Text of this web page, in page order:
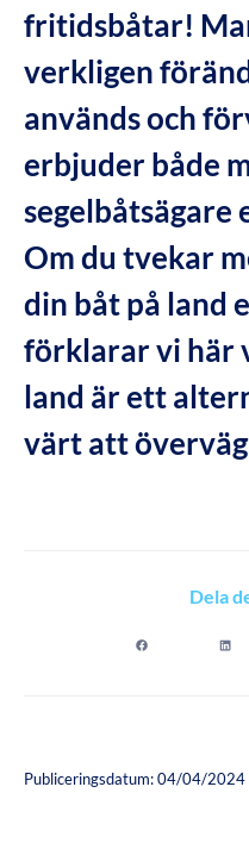
fritidsbåtar!
verkligen
används och
erbjuder både
segelbåtsägare
Om du tvekar
din båt på land
förklarar vi här
land är ett
värt att
Dela
Publiceringsdatum: 04/04/2024